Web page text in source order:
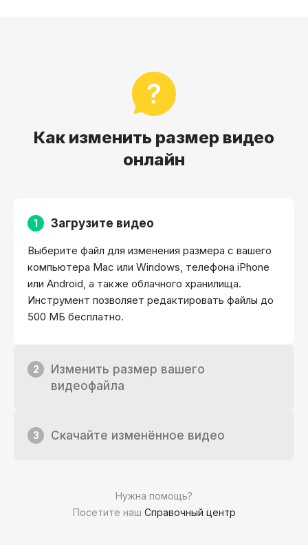
Как изменить размер видео
онлайн
Нужна помощь?
Посетите наш Справочный центр
1 Загрузите видео
Выберите файл для изменения размера с вашего
компьютера Mac или Windows, телефона iPhone
или Android, а также облачного хранилища.
Инструмент позволяет редактировать файлы до
500 МБ бесплатно.
2
Изменить размер вашего
видеофайла
3 Скачайте изменённое видео